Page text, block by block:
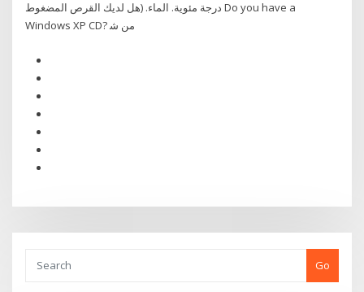
ﺩﺭﺟﺔ ﻣﺌﻮﻳﺔ. ﺍﻟﻤﺎء. (ﻫﻞ ﻟﺪﻳﻚ ﺍﻟﻘﺮﺹ ﺍﻟﻤﻀﻐﻮﻁ Do you have a
Windows XP CD? ﻣﻦ ﺷ
Go